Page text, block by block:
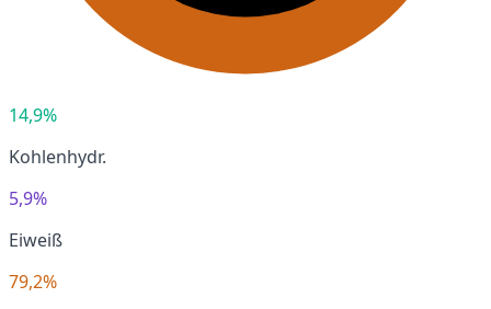
14,9%
Kohlenhydr.
5,9%
Eiweiß
79,2%